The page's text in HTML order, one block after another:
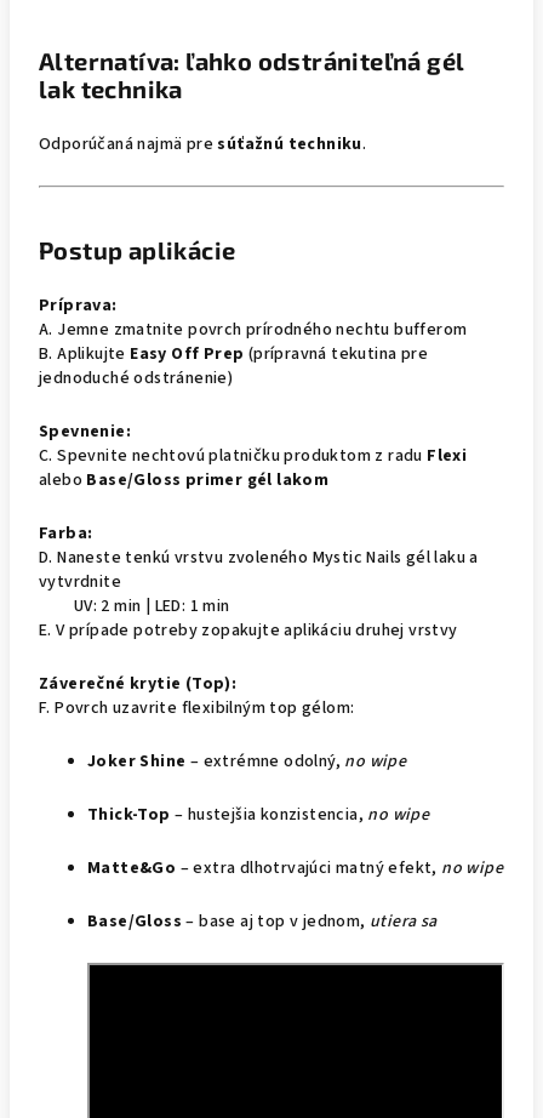
Alternatíva: ľahko odstrániteľná gél
lak technika
Odporúčaná najmä presúťažnú techniku.
Postup aplikácie
Príprava:
A. Jemne zmatnite povrch prírodného nechtu bufferom
B. Aplikujte Easy Off Prep (prípravná tekutina pre
jednoduché odstránenie)
Spevnenie:
C. Spevnite nechtovú platničku produktom z radu Flexi
alebo Base/Gloss primer gél lakom
Farba:
D. Naneste tenkú vrstvu zvoleného Mystic Nails gél laku a
vytvrdnite
UV: 2 min | LED: 1 min
E. V prípade potreby zopakujte aplikáciu druhej vrstvy
Záverečné krytie (Top):
F. Povrch uzavrite flexibilným top gélom:
Joker Shine – extrémne odolný, no wipe
Thick-Top – hustejšia konzistencia, no wipe
Matte&Go – extra dlhotrvajúci matný efekt, no wipe
Base/Gloss – base aj top v jednom, utiera sa